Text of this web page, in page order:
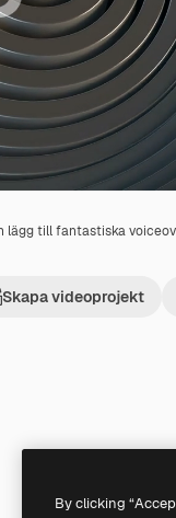
lägg till fantastiska
Skapa videoprojekt
By clicking